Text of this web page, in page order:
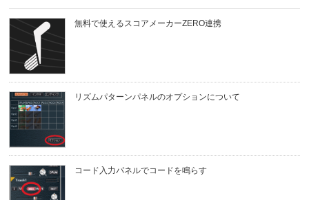
無料で使えるスコアメーカーZERO連携
リズムパターンパネルのオプションについて
コード入力パネルでコードを鳴らす